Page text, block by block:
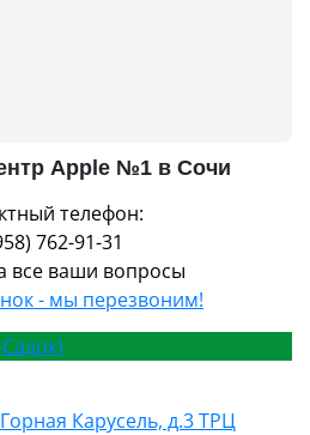
Apple №1 в Сочи
телефон:
762-91-31
все ваши вопросы
- мы перезвоним!
Карусель, д.3 ТРЦ